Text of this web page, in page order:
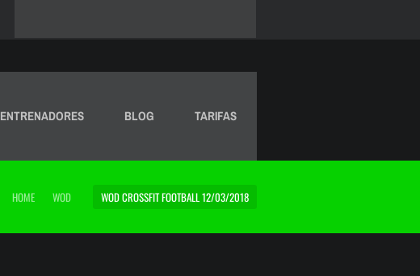
ENTRENADORES BLOG TARIFAS
HOME WOD WOD CROSSFIT FOOTBALL 12/03/2018